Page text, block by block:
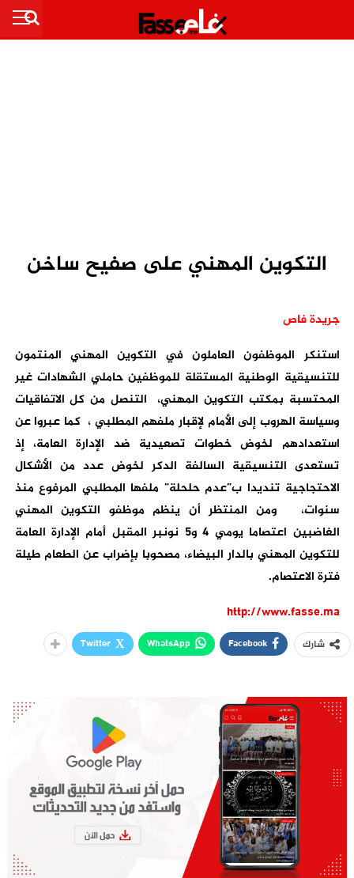
التكوين المهني على صفيح ساخن
جريدة فاص
استنكر الموظفون العاملون في التكوين المهني المنتمون
للتنسيقية الوطنية المستقلة للموظفين حاملي الشهادات غير
المحتسبة بمكتب التكوين المهني، التنصل من كل الاتفاقيات
وسياسة الهروب إلى الأمام لإقبار ملفهم المطلبي ، كما عبروا عن
استعدادهم لخوض خطوات تصعيدية ضد الإدارة العامة، إذ
تستعدى التنسيقية السالفة الدكر لخوض عدد من الأشكال
الاحتجاجية تنديدا ب”عدم حلحلة” ملفها المطلبي المرفوع منذ
سنوات، ومن المنتظر أن ينظم موظفو التكوين المهني
الغاضبين اعتصاما يومي 4 و5 نونبر المقبل أمام الإدارة العامة
للتكوين المهني بالدار البيضاء، مصحوبا بإضراب عن الطعام طيلة
فترة الاعتصام.
http://www.fasse.ma
شارك Facebook
WhatsApp
Twitter